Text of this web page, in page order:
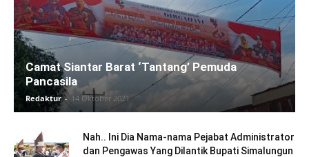
Camat Siantar Barat ‘Tantang’ Pemuda
Pancasila
Redaktur - 14 Oktober 2021
Nah.. Ini Dia Nama-nama Pejabat Administrator
dan Pengawas Yang Dilantik Bupati Simalungun